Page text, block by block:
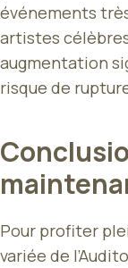
événements
artistes
augmentation
risque de
Pour profiter
variée de